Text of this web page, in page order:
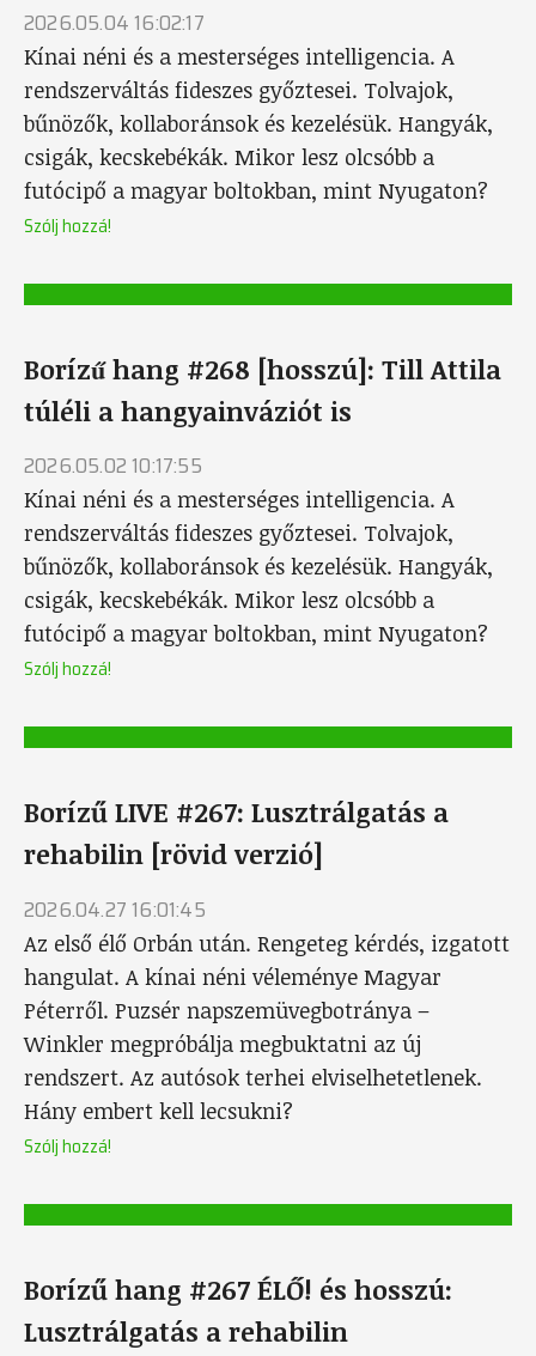
2026.05.04 16:02:17
Kínai néni és a mesterséges intelligencia. A
rendszerváltás fideszes győztesei. Tolvajok,
bűnözők, kollaboránsok és kezelésük. Hangyák,
csigák, kecskebékák. Mikor lesz olcsóbb a
futócipő a magyar boltokban, mint Nyugaton?
Szólj hozzá!
Borízű hang #268 [hosszú]: Till Attila
túléli a hangyainváziót is
2026.05.02 10:17:55
Kínai néni és a mesterséges intelligencia. A
rendszerváltás fideszes győztesei. Tolvajok,
bűnözők, kollaboránsok és kezelésük. Hangyák,
csigák, kecskebékák. Mikor lesz olcsóbb a
futócipő a magyar boltokban, mint Nyugaton?
Szólj hozzá!
Borízű LIVE #267: Lusztrálgatás a
rehabilin [rövid verzió]
2026.04.27 16:01:45
Az első élő Orbán után. Rengeteg kérdés, izgatott
hangulat. A kínai néni véleménye Magyar
Péterről. Puzsér napszemüvegbotránya –
Winkler megpróbálja megbuktatni az új
rendszert. Az autósok terhei elviselhetetlenek.
Hány embert kell lecsukni?
Szólj hozzá!
Borízű hang #267 ÉLŐ! és hosszú:
Lusztrálgatás a rehabilin